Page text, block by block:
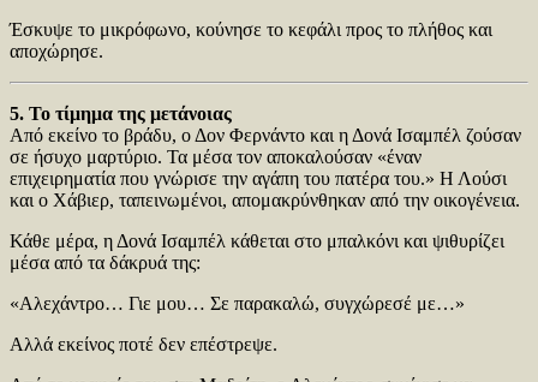
Έσκυψε το μικρόφωνο, κούνησε το κεφάλι προς το πλήθος και
αποχώρησε.
5. Το τίμημα της μετάνοιας
Από εκείνο το βράδυ, ο Δον Φερνάντο και η Δονά Ισαμπέλ ζούσαν
σε ήσυχο μαρτύριο. Τα μέσα τον αποκαλούσαν «έναν
επιχειρηματία που γνώρισε την αγάπη του πατέρα του.» Η Λούσι
και ο Χάβιερ, ταπεινωμένοι, απομακρύνθηκαν από την οικογένεια.
Κάθε μέρα, η Δονά Ισαμπέλ κάθεται στο μπαλκόνι και ψιθυρίζει
μέσα από τα δάκρυά της:
«Αλεχάντρο… Γιε μου… Σε παρακαλώ, συγχώρεσέ με…»
Αλλά εκείνος ποτέ δεν επέστρεψε.